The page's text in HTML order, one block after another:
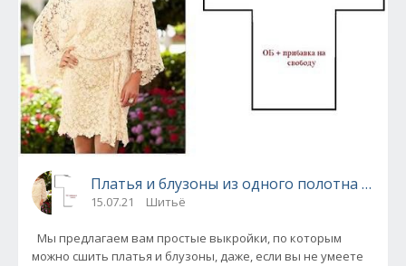
Платья и блузоны из одного полотна -
15.07.21 Шитьё
Мы предлагаем вам простые выкройки, по которым
можно сшить платья и блузоны, даже, если вы не умеете